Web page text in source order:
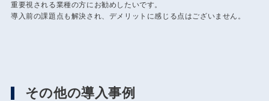
重要視される業種の方にお勧めしたいです。
導入前の課題点も解決され、デメリットに感じる点はございません。
その他の導入事例